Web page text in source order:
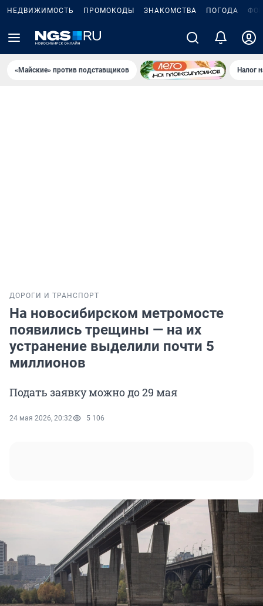
НЕДВИЖИМОСТЬ ПРОМОКОДЫ ЗНАКОМСТВА ПОГОДА
«Майские» против подставщиков Налог
ДОРОГИ И ТРАНСПОРТ
На новосибирском метромосте
появились трещины — на их
устранение выделили почти 5
миллионов
Подать заявку можно до 29 мая
24 мая 2026, 20:32 5 106